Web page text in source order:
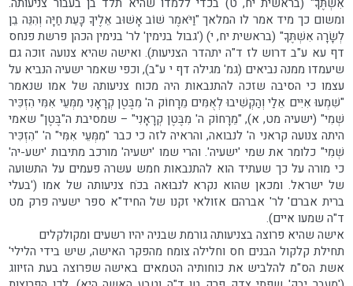
ומשום כך מיד אמר לו המלאך "וַיֹּאמֶר שׁוֹב אָשׁוּב אֵלֶיךָ כָּעֵת חַיָּה וְהִנֵּה בֵן
לְשָׂרָה אִשְׁתֶּךָ" (בראשית יח, י) ('גבול בנימין' לר' בנימין הכהן פרשת פנחס
דף עא ע"ב דרוש לז ד"ה יתהדר הצניעות). ואישה שהיא צנועה זוכה גם
שיעמדו ממנה נביאים (גמ' מגילה דף י ע"ב), וכפי שאמר ישעיה הנביא על
עצמו כי הסיבה שזכה להתנבאות היה מכוח צניעותה של אמו שנאמר
"שִׁמְעוּ אִיִּים אֵלַי וְהַקְשִׁיבוּ לְאֻמִּים מֵרָחוֹק ה' מִבֶּטֶן קְרָאָנִי מִמְּעֵי אִמִּי הִזְכִּיר
שְׁמִי" (ישעיה מט, א), "מֵרָחוֹק ה' מִבֶּטֶן קְרָאָנִי" – שמסיבת ה"בֶּטֶן" שאמי
היתה צנועה קראני ה' לנבואה, והראיה לזה כי כבר "מִמְּעֵי אִמִּי" ה' "הִזְכִּיר
שְׁמִי" כלומר את שמי 'ישעיה'. והרי שמו 'ישעיה' מורכב מתיבות 'ישע-יה'
כי מורה על כך שעתיד הוא להתנבאות חמש עשרה פעמים על התשועה
של ישראל. ומכאן שהוא נקרא לנבוּאה בכֹח צניעותה של אמו ('בעלי
ברית אברם' לר' אברהם אזולאי זקנו של החיד"א ספר ישעיה פרק מט
ד"ה שמעו איים).
אישה שהיא פרוצה בצניעותה גורמת שבניה יהיו רשעים ומקולקלים
תחילת קלקול הבנים חס וחלילה צומח מהפקר האישה, שיש בידי הלילי'
אשת הס"מ להלביש את כוחותיה הטמאים באישה שפרוצה בעת הזיווג